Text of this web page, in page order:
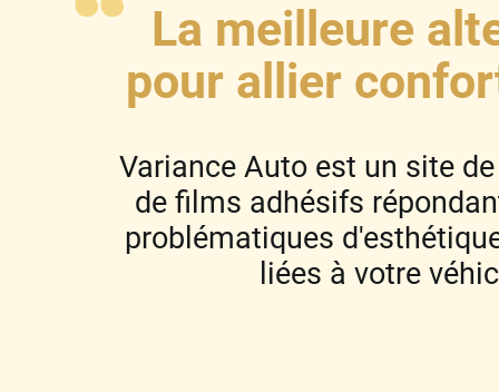
Volkswagen
Aixam
Alfa Romeo
Alpine
La meilleure
pour allier
Variance Auto est un site
de films adhésifs
problématiques
liées à votre